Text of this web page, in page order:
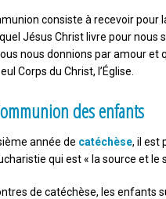
consiste à recevoir pour
Jésus Christ livre pour nous
nous donnions par amour et
Corps du Christ, l’Église.
des enfants
année de catéchèse, il est
qui est « la source et
de catéchèse, les enfants